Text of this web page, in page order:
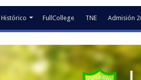
Histórico FullCollege TNE Admisión